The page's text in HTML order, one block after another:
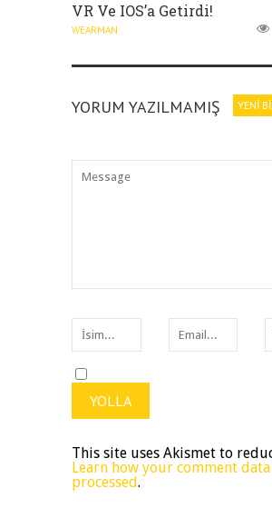
VR Ve IOS’a Getirdi!
WEARMAN
YORUM YAZILMAMIŞ YENI
This site uses Akismet to
Learn how your comment
processed.